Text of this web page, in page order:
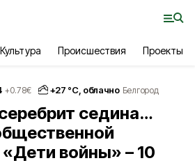
Культура Происшествия Проекты
+0.78€ +27 °С, облачно Белгород
седина…
войны» – 10